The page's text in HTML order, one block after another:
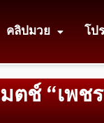
คลิปมวย โป
ตช์ “เพช